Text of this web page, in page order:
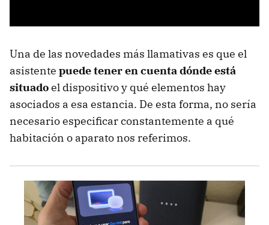
Una de las novedades más llamativas es que el
asistente puede tener en cuenta dónde está
situadoel dispositivo y qué elementos hay
asociados a esa estancia. De esta forma, no sería
necesario especificar constantemente a qué
habitación o aparato nos referimos.